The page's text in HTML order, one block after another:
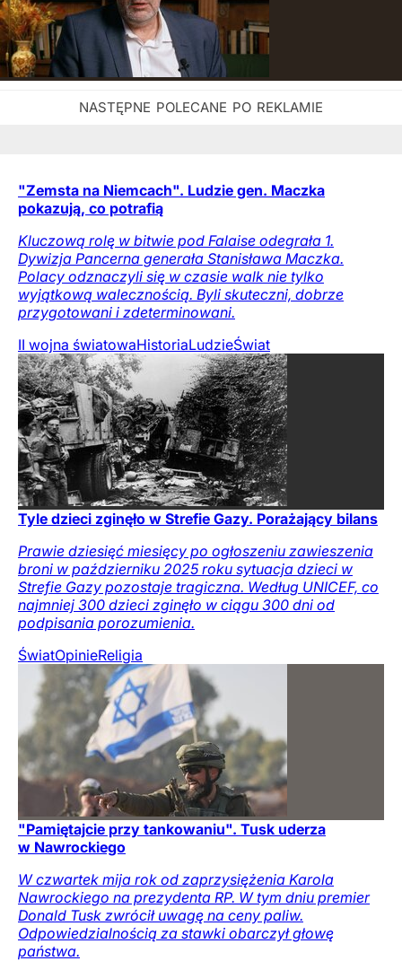
"Zemsta na Niemcach". Ludzie gen. Maczka
pokazują, co potrafią
Kluczową rolę w bitwie pod Falaise odegrała 1.
Dywizja Pancerna generała Stanisława Maczka.
Polacy odznaczyli się w czasie walk nie tylko
wyjątkową walecznością. Byli skuteczni, dobrze
przygotowani i zdeterminowani.
II wojna światowaHistoriaLudzieŚwiat
Tyle dzieci zginęło w Strefie Gazy. Porażający bilans
Prawie dziesięć miesięcy po ogłoszeniu zawieszenia
broni w październiku 2025 roku sytuacja dzieci w
Strefie Gazy pozostaje tragiczna. Według UNICEF, co
najmniej 300 dzieci zginęło w ciągu 300 dni od
podpisania porozumienia.
ŚwiatOpinieReligia
"Pamiętajcie przy tankowaniu". Tusk uderza
w Nawrockiego
W czwartek mija rok od zaprzysiężenia Karola
Nawrockiego na prezydenta RP. W tym dniu premier
Donald Tusk zwrócił uwagę na ceny paliw.
Odpowiedzialnością za stawki obarczył głowę
państwa.